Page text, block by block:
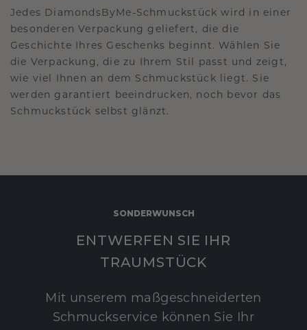
Jedes DiamondsByMe-Schmuckstück wird in einer
besonderen Verpackung geliefert, die die
Geschichte Ihres Geschenks beginnt. Wählen Sie
die Verpackung, die zu Ihrem Stil passt und zeigt,
wie viel Ihnen an dem Schmuckstück liegt. Sie
werden garantiert beeindrucken, noch bevor das
Schmuckstück selbst glänzt.
SONDERWUNSCH
ENTWERFEN SIE IHR
TRAUMSTÜCK
Mit unserem maßgeschneiderten
Schmuckservice können Sie Ihr